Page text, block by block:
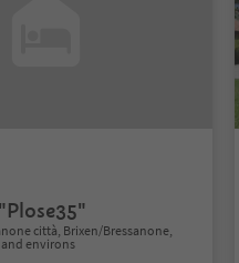
città, Brixen/Bressanone,
environs